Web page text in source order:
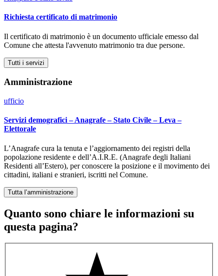
Richiesta certificato di matrimonio
Il certificato di matrimonio è un documento ufficiale emesso dal
Comune che attesta l'avvenuto matrimonio tra due persone.
Tutti i servizi
Amministrazione
ufficio
Servizi demografici – Anagrafe – Stato Civile – Leva –
Elettorale
L’Anagrafe cura la tenuta e l’aggiornamento dei registri della
popolazione residente e dell’A.I.R.E. (Anagrafe degli Italiani
Residenti all’Estero), per conoscere la posizione e il movimento dei
cittadini, italiani e stranieri, iscritti nel Comune.
Tutta l’amministrazione
Quanto sono chiare le informazioni su
questa pagina?